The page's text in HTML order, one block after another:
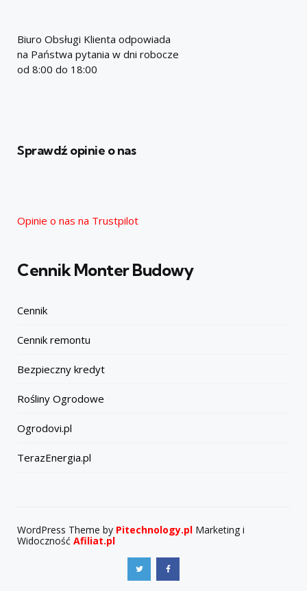
Biuro Obsługi Klienta odpowiada
na Państwa pytania w dni robocze
od 8:00 do 18:00
Sprawdź opinie o nas
Opinie o nas na Trustpilot
Cennik Monter Budowy
Cennik
Cennik remontu
Bezpieczny kredyt
Rośliny Ogrodowe
Ogrodovi.pl
TerazEnergia.pl
WordPress Theme by Pitechnology.pl Marketing i
Widoczność Afiliat.pl